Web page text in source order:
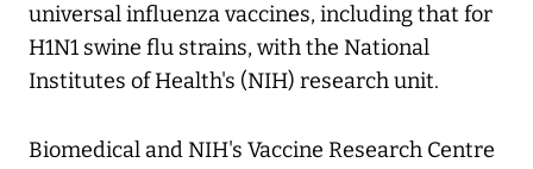
universal influenza vaccines, including that for
H1N1 swine flu strains, with the National
Institutes of Health's (NIH) research unit.
Biomedical and NIH's Vaccine Research Centre